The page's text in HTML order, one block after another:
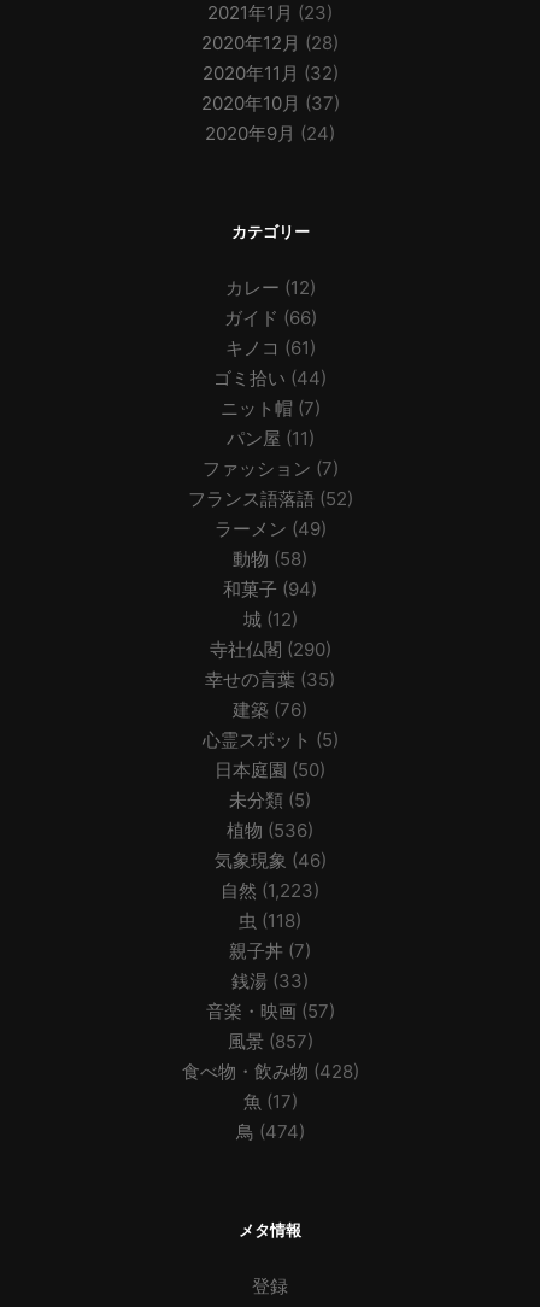
2021年1月 (23)
2020年12月 (28)
2020年11月 (32)
2020年10月 (37)
2020年9月 (24)
カテゴリー
カレー (12)
ガイド (66)
キノコ (61)
ゴミ拾い (44)
ニット帽 (7)
パン屋 (11)
ファッション (7)
フランス語落語 (52)
ラーメン (49)
動物 (58)
和菓子 (94)
城(12)
寺社仏閣 (290)
幸せの言葉 (35)
建築 (76)
心霊スポット (5)
日本庭園 (50)
未分類 (5)
植物 (536)
気象現象 (46)
自然 (1,223)
虫 (118)
親子丼 (7)
銭湯 (33)
音楽・映画 (57)
風景(857)
食べ物・飲み物 (428)
魚 (17)
鳥 (474)
メタ情報
登録